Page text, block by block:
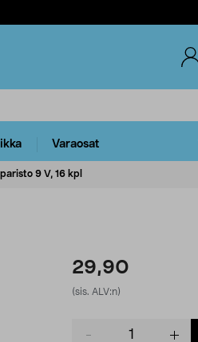
Varaosat
9 V, 16 kpl
29,90
(sis. ALV:n)